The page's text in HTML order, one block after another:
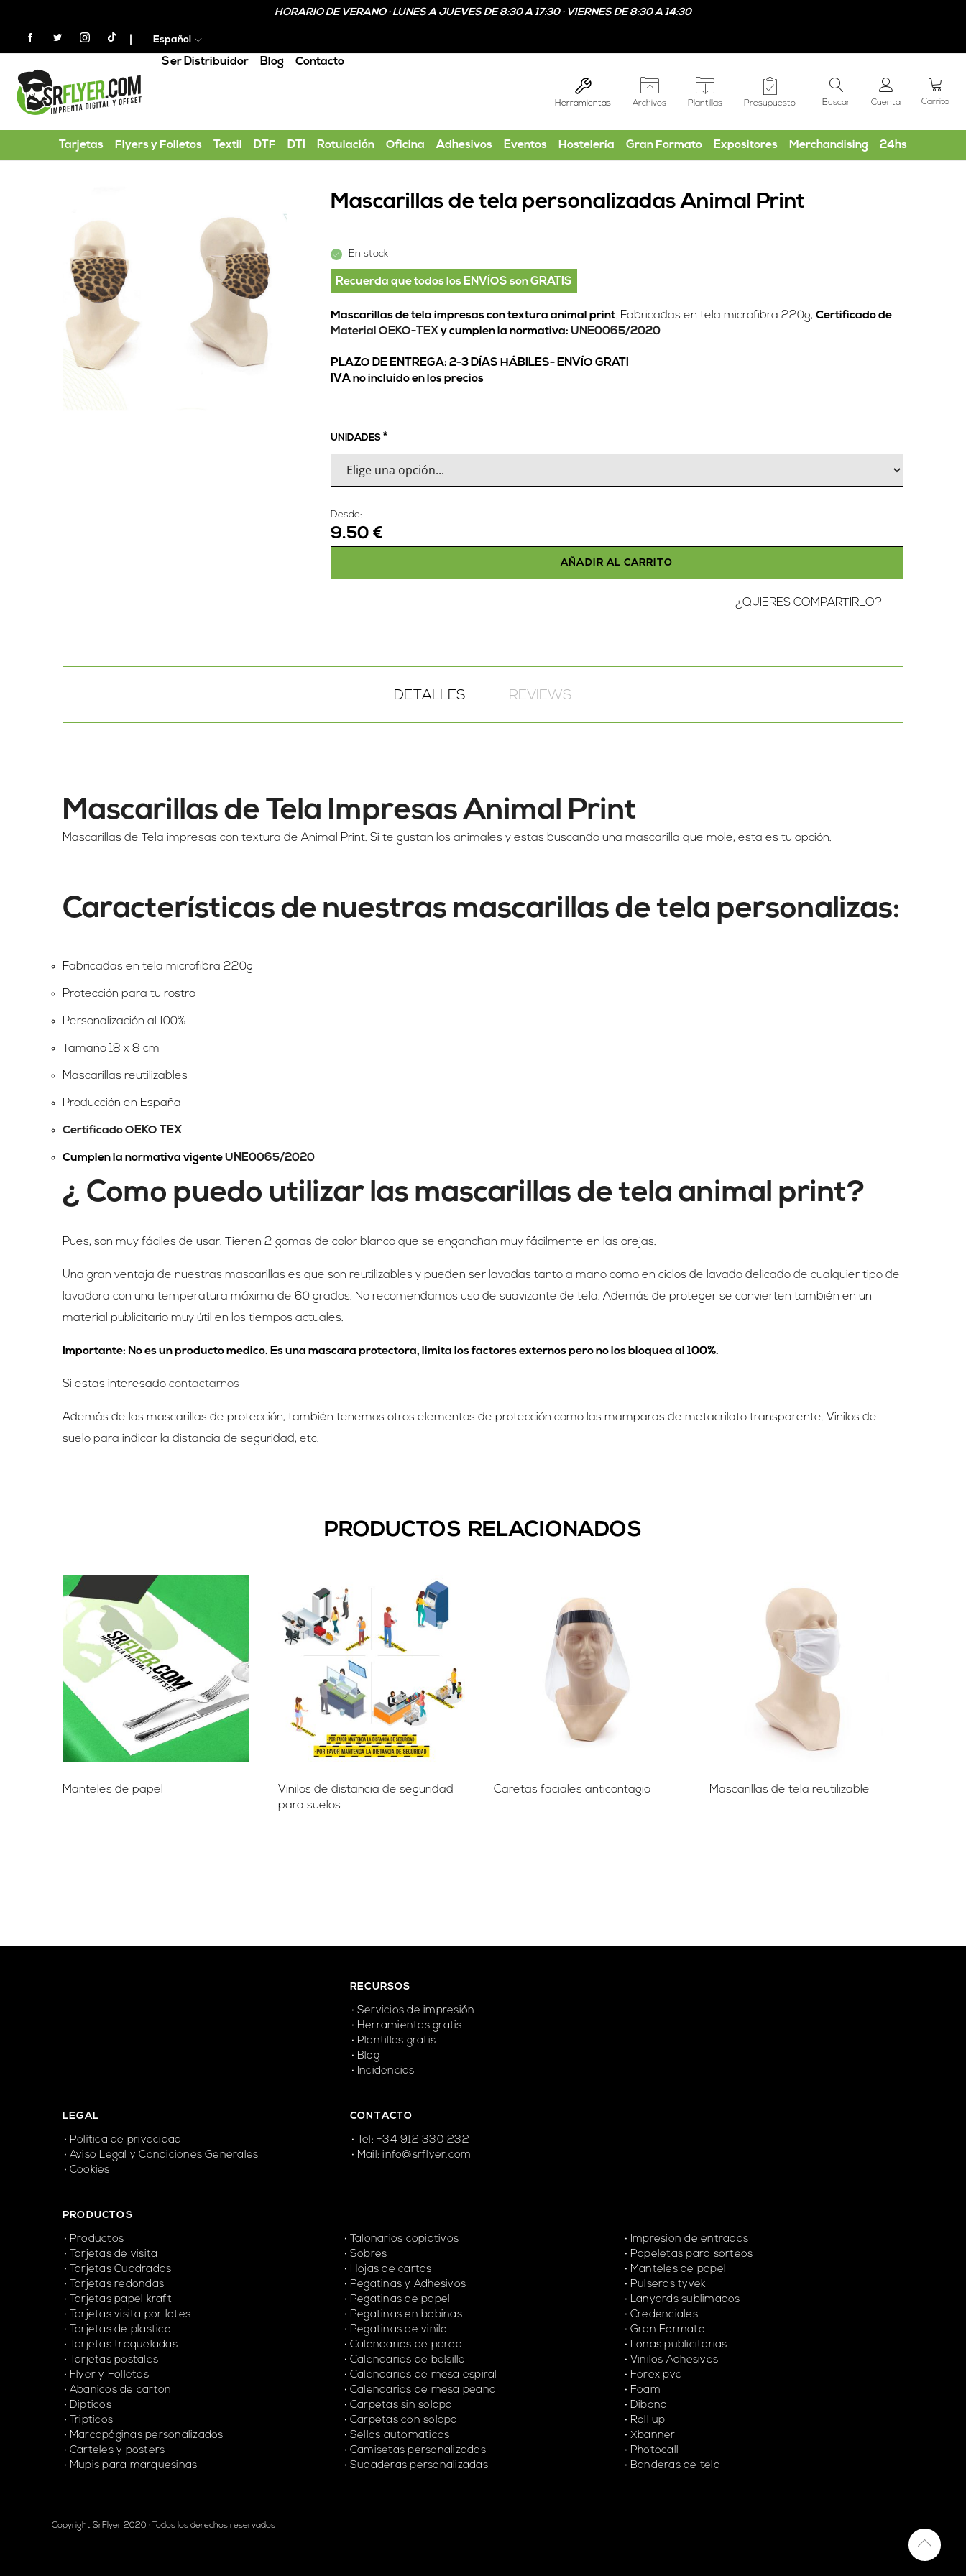
HORARIO DE VERANO · LUNES A JUEVES DE 8:30 A 17:30 · VIERNES DE 8:30 A 14:30
Español
Ser Distribuidor Blog Contacto
Herramientas Archivos Plantillas Presupuesto Buscar Cuenta Carrito
Tarjetas Flyers y Folletos Textil DTF DTI Rotulación Oficina Adhesivos Eventos Hostelería Gran Formato Expositores Merchandising 24hs
Home Mascarillas de tela personalizadas Animal Print
Mascarillas de tela personalizadas Animal Print
En stock
Recuerda que todos los ENVÍOS son GRATIS
Mascarillas de tela impresas con textura animal print. Fabricadas en tela microfibra 220g, Certificado de
Material OEKO-TEXy cumplen la normativa: UNE0065/2020
PLAZO DE ENTREGA: 2-3 DÍAS HÁBILES-ENVÍO GRATI
IVA no incluido en los precios
UNIDADES
Desde:
9.50 €
AÑADIR AL CARRITO
¿QUIERES COMPARTIRLO?
DETALLES
Mascarillas de Tela Impresas Animal Print
Mascarillas de Tela impresas con textura de Animal Print. Si te gustan los animales y estas buscando una mascarilla que mole, esta es tu opción.
Características de nuestras mascarillas de tela personalizas:
Fabricadas en tela microfibra 220g
Protección para tu rostro
Personalización al 100%
Tamaño 18 x 8 cm
Mascarillas reutilizables
Producción en España
Certificado OEKO TEX
Cumplen la normativa vigenteUNE0065/2020
¿ Como puedo utilizar las mascarillas de tela animal print?
Pues, son muy fáciles de usar. Tienen 2 gomas de color blanco que se enganchan muy fácilmente en las orejas.
Una gran ventaja de nuestras mascarillas es que son reutilizables y pueden ser lavadas tanto a mano como en ciclos de lavado delicado de cualquier tipo de
lavadora con una temperatura máxima de 60 grados. No recomendamos uso de suavizante de tela. Además de proteger se convierten también en un
material publicitario muy útil en los tiempos actuales.
Importante: No es un producto medico. Es una mascara protectora, limita los factores externos pero no los bloquea al 100%.
Si estas interesado contactarnos
Además de las mascarillas de protección, también tenemos otros elementos de protección como las mamparas de metacrilato transparente. Vinilos de
suelo para indicar la distancia de seguridad, etc.
REVIEWS
PRODUCTOS RELACIONADOS
Manteles de papel
Vinilos de distancia de seguridad
para suelos
Caretas faciales anticontagio Mascarillas de tela reutilizable
RECURSOS
Servicios de impresión
Herramientas gratis
Plantillas gratis
Blog
Incidencias
LEGAL
Política de privacidad
Aviso Legal y Condiciones Generales
Cookies
CONTACTO
Tel: +34 912 330 232
Mail:info@srflyer.com
PRODUCTOS
Productos
Tarjetas de visita
Tarjetas Cuadradas
Tarjetas redondas
Tarjetas papel kraft
Tarjetas visita por lotes
Tarjetas de plastico
Tarjetas troqueladas
Tarjetas postales
Flyer y Folletos
Abanicos de carton
Dipticos
Tripticos
Marcapáginas personalizados
Carteles y posters
Mupis para marquesinas
Talonarios copiativos
Sobres
Hojas de cartas
Pegatinas y Adhesivos
Pegatinas de papel
Pegatinas en bobinas
Pegatinas de vinilo
Calendarios de pared
Calendarios de bolsillo
Calendarios de mesa espiral
Calendarios de mesa peana
Carpetas sin solapa
Carpetas con solapa
Sellos automaticos
Camisetas personalizadas
Sudaderas personalizadas
Impresion de entradas
Papeletas para sorteos
Manteles de papel
Pulseras tyvek
Lanyards sublimados
Credenciales
Gran Formato
Lonas publicitarias
Vinilos Adhesivos
Forex pvc
Foam
Dibond
Roll up
Xbanner
Photocall
Banderas de tela
Copyright SrFlyer 2020 · Todos los derechos reservados